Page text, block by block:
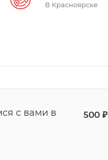
В Красноярске
с вами в
500 ₽